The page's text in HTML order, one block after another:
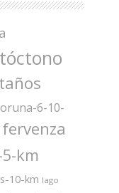
6-10-
fervenza
km
10-km lago